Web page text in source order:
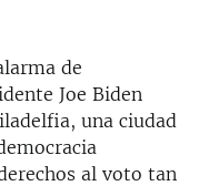
de
Joe Biden
una ciudad
al voto tan